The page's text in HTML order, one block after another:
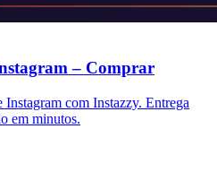
– Comprar
com Instazzy. Entrega
em minutos.